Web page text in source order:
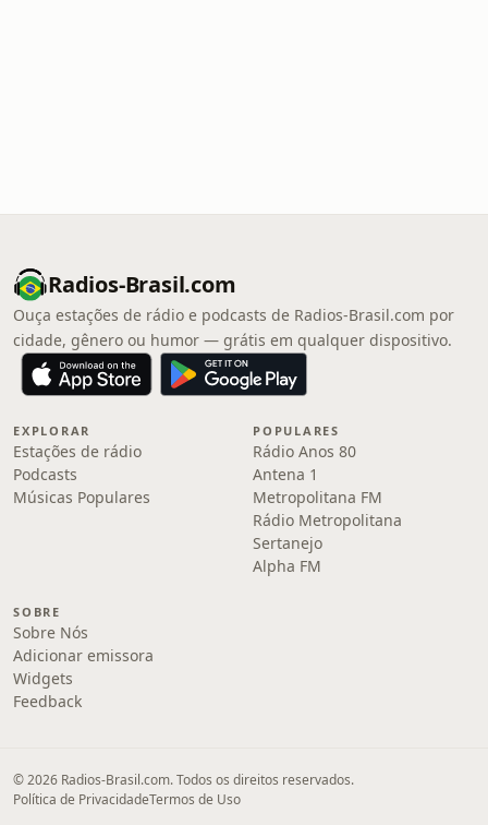
Radios-Brasil.com
Ouça estações de rádio e podcasts de Radios-Brasil.com por
cidade, gênero ou humor — grátis em qualquer dispositivo.
EXPLORAR
Estações de rádio
Podcasts
Músicas Populares
POPULARES
Rádio Anos 80
Antena 1
Metropolitana FM
Rádio Metropolitana
Sertanejo
Alpha FM
SOBRE
Sobre Nós
Adicionar emissora
Widgets
Feedback
© 2026 Radios-Brasil.com. Todos os direitos reservados.
Política de PrivacidadeTermos de Uso